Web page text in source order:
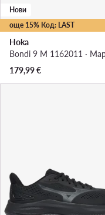
още 15% Код: LAST
Нови
Hoka
179,99€